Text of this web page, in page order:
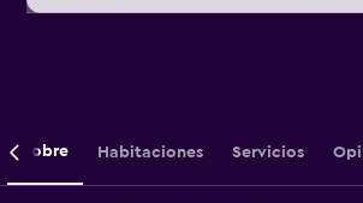
Sobre Habitaciones Servicios